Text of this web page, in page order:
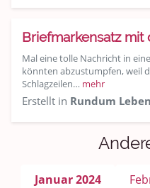
Briefmarkensatz mit
Mal eine tolle Nachricht in
könnten abzustumpfen, weil
Schlagzeilen… mehr
Erstellt in Rundum Leben
Januar 2024